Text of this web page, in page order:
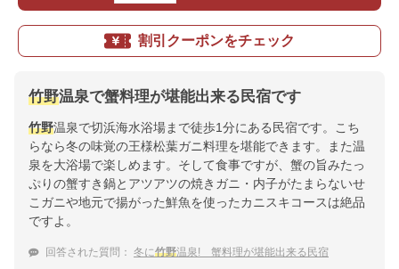
割引クーポンをチェック
竹野温泉で蟹料理が堪能出来る民宿です
竹野温泉で切浜海水浴場まで徒歩1分にある民宿です。こち
らなら冬の味覚の王様松葉ガニ料理を堪能できます。また温
泉を大浴場で楽しめます。そして食事ですが、蟹の旨みたっ
ぷりの蟹すき鍋とアツアツの焼きガニ・内子がたまらないせ
こガニや地元で揚がった鮮魚を使ったカニスキコースは絶品
ですよ。
回答された質問： 冬に竹野温泉! 蟹料理が堪能出来る民宿